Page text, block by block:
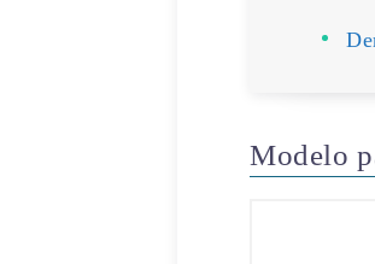
Modelo